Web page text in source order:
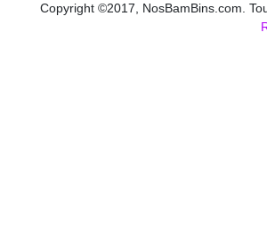
Copyright ©2017, NosBamBins.com.